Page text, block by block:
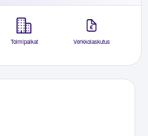
Toimipaikat Verkkolaskutus